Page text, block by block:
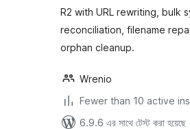
R2 with URL rewriting, bulk
reconciliation, filename
orphan cleanup.
Wrenio
Fewer than 10 active
6.9.6 এর সাথে টেস্ট করা হয়েছে